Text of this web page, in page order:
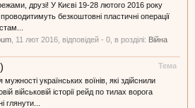
друзі! У Києві 19-28 лютого 2016 року
безкоштовні пластичні операції
11 лют 2016 , відповідей - 0, в розділі: Війна
Тема
мужності українських воїнів, які здійснили
військовій історії рейд по тилах ворога
глянути...